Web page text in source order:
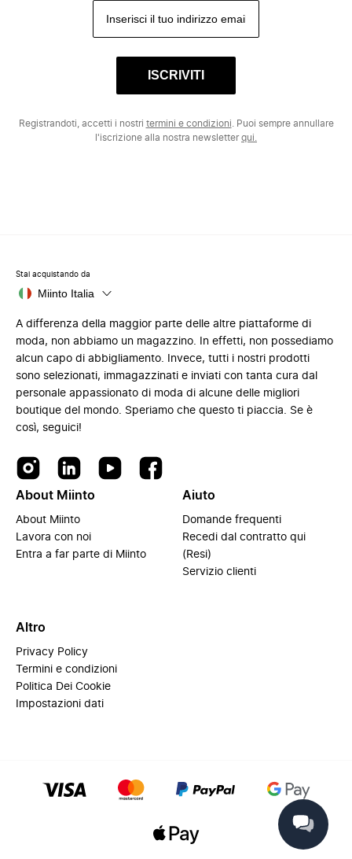
ISCRIVITI
Registrandoti, accetti i nostri termini e condizioni . Puoi sempre annullare
l'iscrizione alla nostra newsletterqui.
Stai acquistando da
Miinto Italia
A differenza della maggior parte delle altre piattaforme di
moda, non abbiamo un magazzino. In effetti, non possediamo
alcun capo di abbigliamento. Invece, tutti i nostri prodotti
sono selezionati, immagazzinati e inviati con tanta cura dal
personale appassionato di moda di alcune delle migliori
boutique del mondo. Speriamo che questo ti piaccia. Se è
così, seguici!
About Miinto
About Miinto
Lavora con noi
Entra a far parte di Miinto
Aiuto
Domande frequenti
Recedi dal contratto qui
(Resi)
Servizio clienti
Altro
Privacy Policy
Termini e condizioni
Politica Dei Cookie
Impostazioni dati